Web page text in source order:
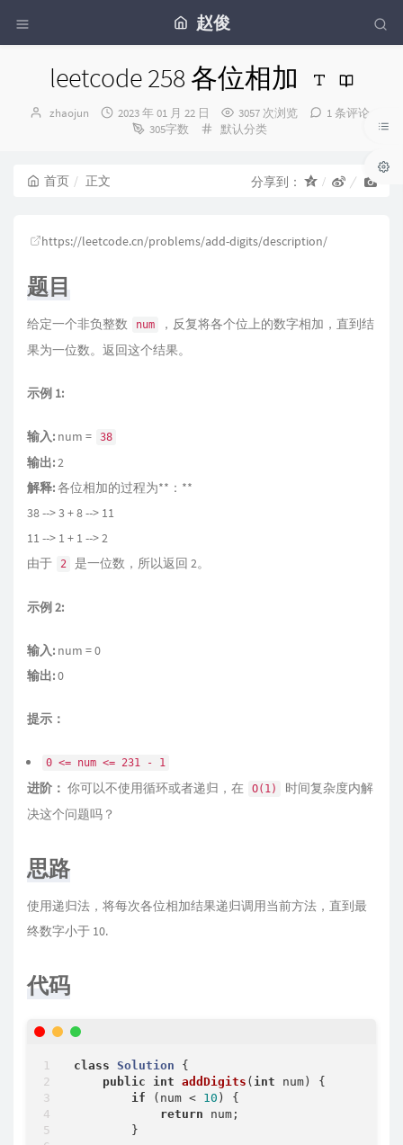
赵俊
leetcode 258 各位相加
博
zhaojun
发
2023 年 01 月 22 日 3057 次浏览
1 条评论
305字数
分
默认分类
首页 正文 分享到：
https://leetcode.cn/problems/add-digits/description/
题目
给定一个非负整数 num
，反复将各个位上的数字相加，直到结
果为一位数。返回这个结果。
示例 1:
输入: num = 38
输出:2
解释:各位相加的过程为**：**
38 --> 3 + 8 --> 11
11 --> 1 + 1 --> 2
由于
2 是一位数，所以返回 2。
示例 2:
输入: num = 0
输出:0
提示：
0 <= num <= 231 - 1
进阶： 你可以不使用循环或者递归，在 O(1)
时间复杂度内解
决这个问题吗？
思路
使用递归法，将每次各位相加结果递归调用当前方法，直到最
终数字小于 10.
代码
class Solution
{
public
int addDigits ( int num)
{
if (num < 10 ) {
return num;
        }